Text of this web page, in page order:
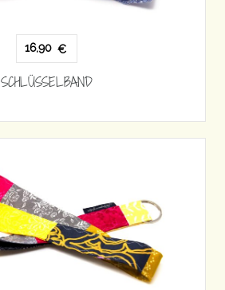
16,90 €
SCHLÜSSELBAND